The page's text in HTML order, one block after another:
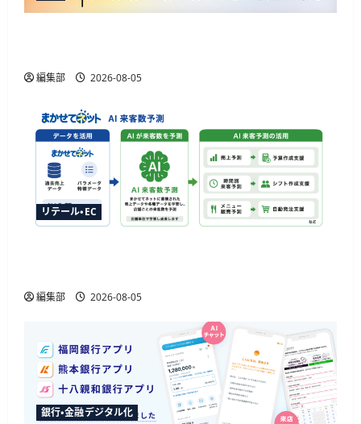
編集部 2026-08-05
リテール・EC
編集部 2026-08-05
銀行・金融デジタル化